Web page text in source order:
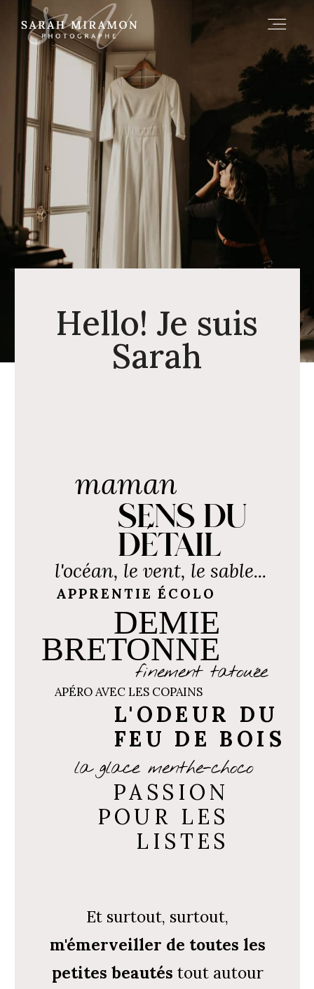
Hello! Je suis
Sarah
maman
Et surtout, surtout,
m'émerveiller de toutes les
petites beautés tout autour
DEMIE
BRETONNE
l'océan, le vent, le sable...
APPRENTIE ÉCOLO
PASSION
POUR LES
LISTES
L'ODEUR DU
FEU DE BOIS
APÉRO AVEC LES COPAINS
SENS DU
DÉTAIL
finement tatouée
la glace menthe-choco
A PROPOS
INFOS
HISTOIRES